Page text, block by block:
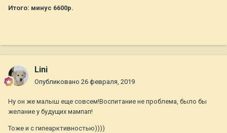
Итого: минус 6600р.
Lini
Опубликовано 26 февраля, 2019
Ну он же малыш еще совсем!Воспитание не проблема, было бы
желание у будущих мампап!
Тоже и с гипеарктивностью))))